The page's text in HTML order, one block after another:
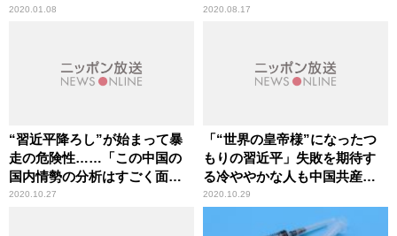
2020.01.08 2020.08.17
“習近平降ろし”が始まって暴
走の危険性……「この中国の
国内情勢の分析はすごく面白
い」辛坊治郎が言及
2020.10.27
「“世界の皇帝様”になったつ
もりの習近平」失敗を期待す
る冷ややかな人も中国共産党
には多い
2020.10.29